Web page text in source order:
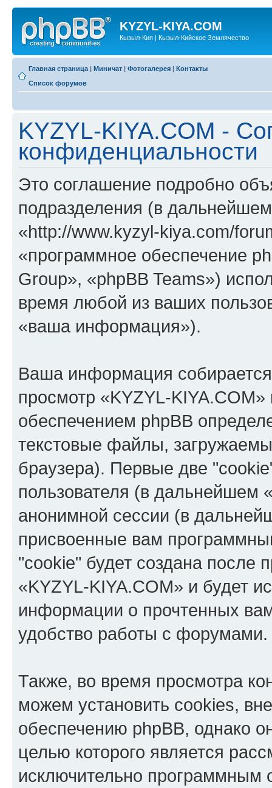
KYZYL-KIYA.COM
Кызыл-Кия | Кызыл-Кийское Землячество
Главная страница | Миничат | Фотогалерея | Контакты
Список форумов
KYZYL-KIYA.COM -
конфиденциальности
Это соглашение подробно
подразделения (в
«http://www.kyzyl-kiya.com/
«программное обеспечение
Group», «phpBB Teams»)
время любой из ваших
«ваша информация»).
Ваша информация
просмотр «KYZYL-
обеспечением phpBB
текстовые файлы,
браузера). Первые две
пользователя (в дальнейшем
анонимной сессии (в
присвоенные вам
"cookie" будет создана после
«KYZYL-KIYA.COM» и будет
информации о прочтенных
удобство работы с форумами.
Также, во время просмотра
можем установить cookies,
обеспечению phpBB, однако
целью которого является
исключительно программным